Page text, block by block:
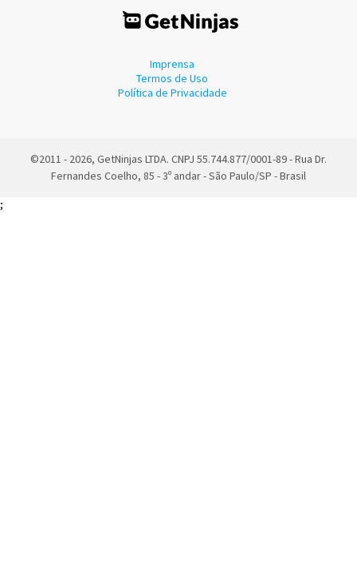
Imprensa
Termos de Uso
Política de Privacidade
©2011 - 2026, GetNinjas LTDA. CNPJ 55.744.877/0001-89 - Rua Dr.
Fernandes Coelho, 85 - 3º andar - São Paulo/SP - Brasil
;